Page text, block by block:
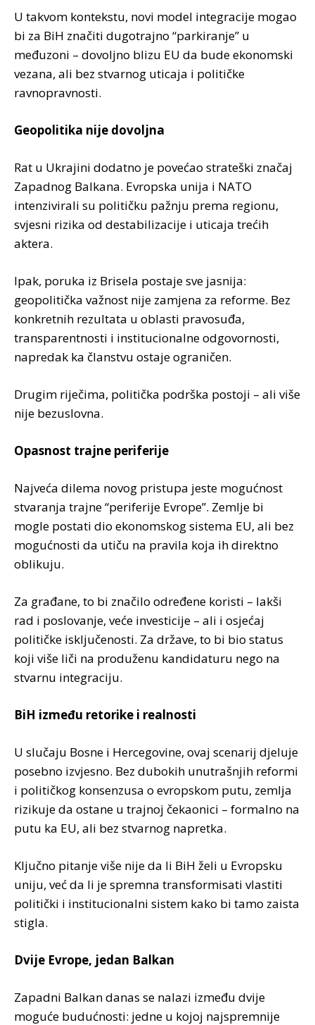
U takvom kontekstu, novi model integracije mogao
bi za BiH značiti dugotrajno “parkiranje” u
međuzoni – dovoljno blizu EU da bude ekonomski
vezana, ali bez stvarnog uticaja i političke
ravnopravnosti.
Geopolitika nije dovoljna
Rat u Ukrajini dodatno je povećao strateški značaj
Zapadnog Balkana. Evropska unija i NATO
intenzivirali su političku pažnju prema regionu,
svjesni rizika od destabilizacije i uticaja trećih
aktera.
Ipak, poruka iz Brisela postaje sve jasnija:
geopolitička važnost nije zamjena za reforme. Bez
konkretnih rezultata u oblasti pravosuđa,
transparentnosti i institucionalne odgovornosti,
napredak ka članstvu ostaje ograničen.
Drugim riječima, politička podrška postoji – ali više
nije bezuslovna.
Opasnost trajne periferije
Najveća dilema novog pristupa jeste mogućnost
stvaranja trajne “periferije Evrope”. Zemlje bi
mogle postati dio ekonomskog sistema EU, ali bez
mogućnosti da utiču na pravila koja ih direktno
oblikuju.
Za građane, to bi značilo određene koristi – lakši
rad i poslovanje, veće investicije – ali i osjećaj
političke isključenosti. Za države, to bi bio status
koji više liči na produženu kandidaturu nego na
stvarnu integraciju.
BiH između retorike i realnosti
U slučaju Bosne i Hercegovine, ovaj scenarij djeluje
posebno izvjesno. Bez dubokih unutrašnjih reformi
i političkog konsenzusa o evropskom putu, zemlja
rizikuje da ostane u trajnoj čekaonici – formalno na
putu ka EU, ali bez stvarnog napretka.
Ključno pitanje više nije da li BiH želi u Evropsku
uniju, već da li je spremna transformisati vlastiti
politički i institucionalni sistem kako bi tamo zaista
stigla.
Dvije Evrope, jedan Balkan
Zapadni Balkan danas se nalazi između dvije
moguće budućnosti: jedne u kojoj najspremnije